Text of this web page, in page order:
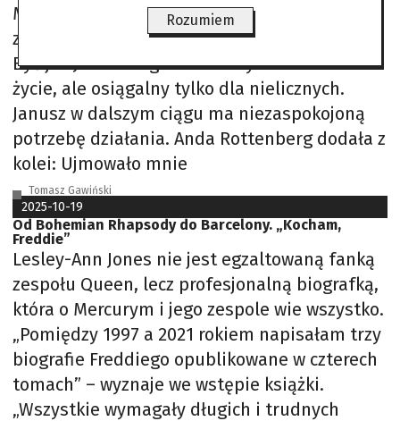
Magazynu ZAiKS Wojciech Druszcz. Jego
zawodowa droga jest niesłychanie bogata.
Być jak Janusz Fogler to dobry cel na ambitne
życie, ale osiągalny tylko dla nielicznych.
Janusz w dalszym ciągu ma niezaspokojoną
potrzebę działania. Anda Rottenberg dodała z
kolei: Ujmowało mnie
Tomasz Gawiński
2025-10-19
Od Bohemian Rhapsody do Barcelony. „Kocham,
Freddie”
Lesley-Ann Jones nie jest egzaltowaną fanką
zespołu Queen, lecz profesjonalną biografką,
która o Mercurym i jego zespole wie wszystko.
„Pomiędzy 1997 a 2021 rokiem napisałam trzy
biografie Freddiego opublikowane w czterech
tomach” – wyznaje we wstępie książki.
„Wszystkie wymagały długich i trudnych
Rozumiem